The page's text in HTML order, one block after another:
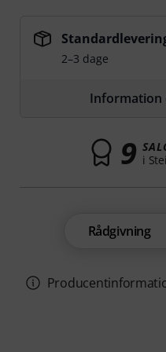
2–3 dage
Information
9 i
Rådgivning